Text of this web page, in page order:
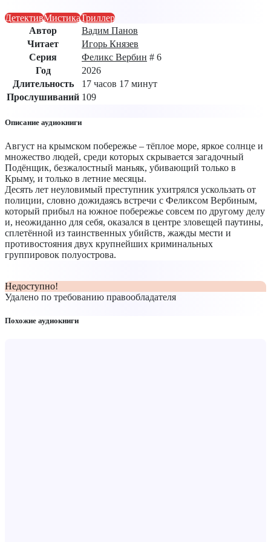
ДетективМистикаТриллер
Автор
Вадим Панов
Читает
Игорь Князев
Серия
Феликс Вербин # 6
Год
2026
Длительность
17 часов 17 минут
Прослушиваний 109
Описание аудиокниги
Август на крымском побережье – тёплое море, яркое солнце и
множество людей, среди которых скрывается загадочный
Подёнщик, безжалостный маньяк, убивающий только в
Крыму, и только в летние месяцы.
Десять лет неуловимый преступник ухитрялся ускользать от
полиции, словно дожидаясь встречи с Феликсом Вербиным,
который прибыл на южное побережье совсем по другому делу
и, неожиданно для себя, оказался в центре зловещей паутины,
сплетённой из таинственных убийств, жажды мести и
противостояния двух крупнейших криминальных
группировок полуострова.
Недоступно!
Удалено по требованию правообладателя
Похожие аудиокниги